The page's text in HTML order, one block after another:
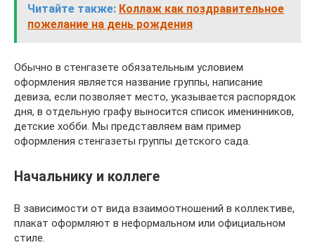
Читайте также: Коллаж как поздравительное
пожелание на день рождения
Обычно в стенгазете обязательным условием
оформления является название группы, написание
девиза, если позволяет место, указывается распорядок
дня, в отдельную графу выносится список именинников,
детские хобби. Мы представляем вам пример
оформления стенгазеты группы детского сада.
Начальнику и коллеге
В зависимости от вида взаимоотношений в коллективе,
плакат оформляют в неформальном или официальном
стиле.